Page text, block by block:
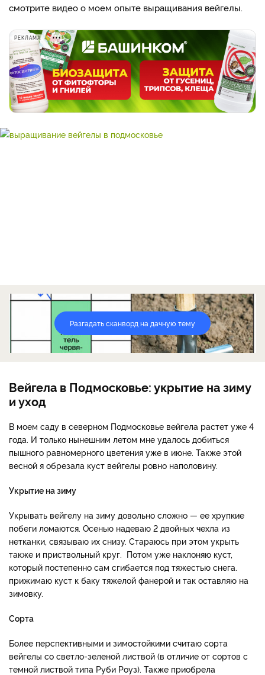
смотрите видео о моем опыте выращивания вейгелы.
РЕКЛАМА
Разгадать сканворд на дачную тему
Вейгела в Подмосковье: укрытие на зиму
и уход
В моем саду в северном Подмосковье вейгела растет уже 4
года. И только нынешним летом мне удалось добиться
пышного равномерного цветения уже в июне. Также этой
весной я обрезала куст вейгелы ровно наполовину.
Укрытие на зиму
Укрывать вейгелу на зиму довольно сложно — ее хрупкие
побеги ломаются. Осенью надеваю 2 двойных чехла из
нетканки, связываю их снизу. Стараюсь при этом укрыть
также и приствольный круг. Потом уже наклоняю куст,
который постепенно сам сгибается под тяжестью снега.
прижимаю куст к баку тяжелой фанерой и так оставляю на
зимовку.
Сорта
Более перспективными и зимостойкими считаю сорта
вейгелы со светло-зеленой листвой (в отличие от сортов с
темной листвой типа Руби Роуз). Также приобрела